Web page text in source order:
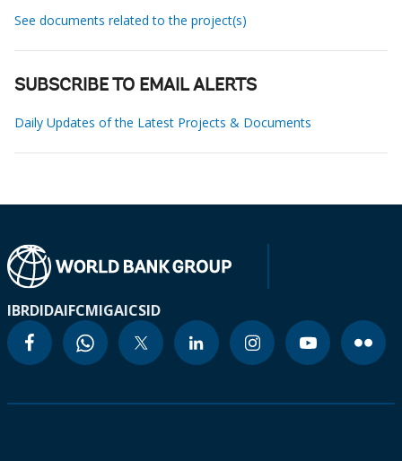
See documents related to the project(s)
SUBSCRIBE TO EMAIL ALERTS
Daily Updates of the Latest Projects & Documents
IBRDIDAIFCMIGAICSID